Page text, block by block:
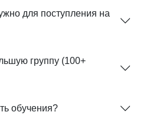
для поступления на
группу (100+
обучения?